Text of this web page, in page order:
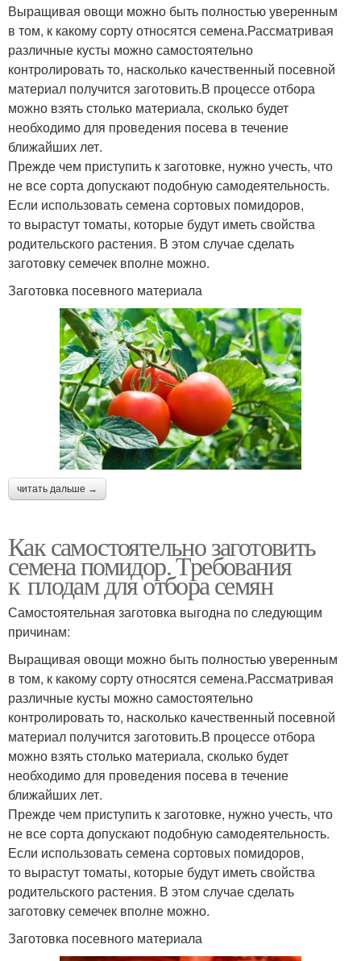
Выращивая овощи можно быть полностью уверенным
в том, к какому сорту относятся семена.Рассматривая
различные кусты можно самостоятельно
контролировать то, насколько качественный посевной
материал получится заготовить.В процессе отбора
можно взять столько материала, сколько будет
необходимо для проведения посева в течение
ближайших лет.
Прежде чем приступить к заготовке, нужно учесть, что
не все сорта допускают подобную самодеятельность.
Если использовать семена сортовых помидоров,
то вырастут томаты, которые будут иметь свойства
родительского растения. В этом случае сделать
заготовку семечек вполне можно.
Заготовка посевного материала
читать дальше →
Как самостоятельно заготовить
семена помидор. Требования
к плодам для отбора семян
Самостоятельная заготовка выгодна по следующим
причинам:
Выращивая овощи можно быть полностью уверенным
в том, к какому сорту относятся семена.Рассматривая
различные кусты можно самостоятельно
контролировать то, насколько качественный посевной
материал получится заготовить.В процессе отбора
можно взять столько материала, сколько будет
необходимо для проведения посева в течение
ближайших лет.
Прежде чем приступить к заготовке, нужно учесть, что
не все сорта допускают подобную самодеятельность.
Если использовать семена сортовых помидоров,
то вырастут томаты, которые будут иметь свойства
родительского растения. В этом случае сделать
заготовку семечек вполне можно.
Заготовка посевного материала